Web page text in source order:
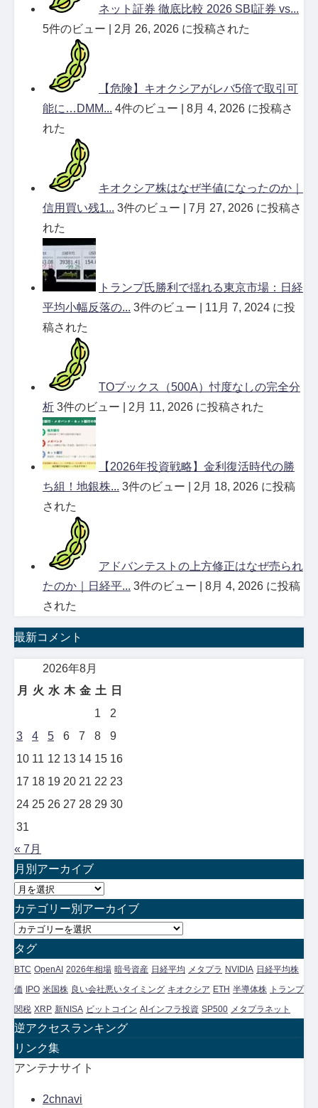
ネット証券 徹底比較 2026 SBI証券 vs...
5件のビュー
2月 26, 2026 に投稿された
【危険】キオクシアがレバ5倍で取引可
能に…DMM... 4件のビュー
8月 4, 2026 に投稿さ
れた
キオクシア株はなぜ半値になったのか｜
信用買い残1... 3件のビュー
7月 27, 2026 に投稿さ
れた
トランプ氏勝利で揺れる東京市場：日経
平均小幅反落の... 3件のビュー
11月 7, 2024 に投
稿された
TOブックス（500A）忖度なしの完全分
析 3件のビュー 2月 11, 2026 に投稿された
【2026年投資戦略】金利復活時代の勝
ち組！地銀株... 3件のビュー
2月 18, 2026 に投稿
された
アドバンテストの上方修正はなぜ売られ
たのか｜日経平... 3件のビュー
8月 4, 2026 に投稿
された
最新コメント
2026年8月
月
火 水 木 金 土
日
1
2
3
4 5 6 7 8
9
10 11 12 13 14 15 16
17 18 19 20 21 22 23
24 25 26 27 28 29 30
31
« 7月
月別アーカイブ
月
別
ア
ー
カ
イ
ブ
カテゴリー別アーカイブ
カ
テ
ゴ
リ
ー
別
ア
ー
タグ
BTC OpenAI 2026年相場 暗号資産 日経平均 メタプラ NVIDIA 日経平均株
価
IPO 米国株 良い会社悪いタイミング キオクシア ETH 半導体株 トランプ
関税 XRP 新NISA ビットコイン AIインフラ投資 SP500 メタプラネット
逆アクセスランキング
リンク集
アンテナサイト
2chnavi